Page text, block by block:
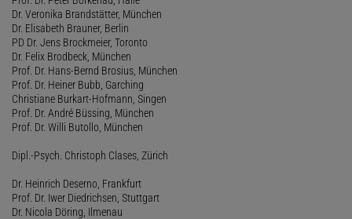
Dr. Veronika Brandstätter, München
Dr. Elisabeth Brauner, Berlin
PD Dr. Jens Brockmeier, Toronto
Dr. Felix Brodbeck, München
Prof. Dr. Hans-Bernd Brosius, München
Prof. Dr. Heiner Bubb, Garching
Christiane Burkart-Hofmann, Singen
Prof. Dr. André Büssing, München
Prof. Dr. Willi Butollo, München
Dipl.-Psych. Christoph Clases, Zürich
Dr. Heinrich Deserno, Frankfurt
Prof. Dr. Iwer Diedrichsen, Stuttgart
Dr. Nicola Döring, Ilmenau